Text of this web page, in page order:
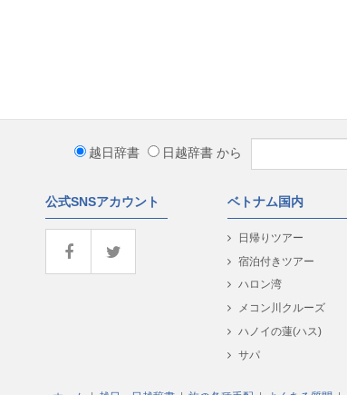
越日辞書 日越辞書 から
公式SNSアカウント ベトナム国内
日帰りツアー
宿泊付きツアー
ハロン湾
メコン川クルーズ
ハノイの蓮(ハス)
サパ